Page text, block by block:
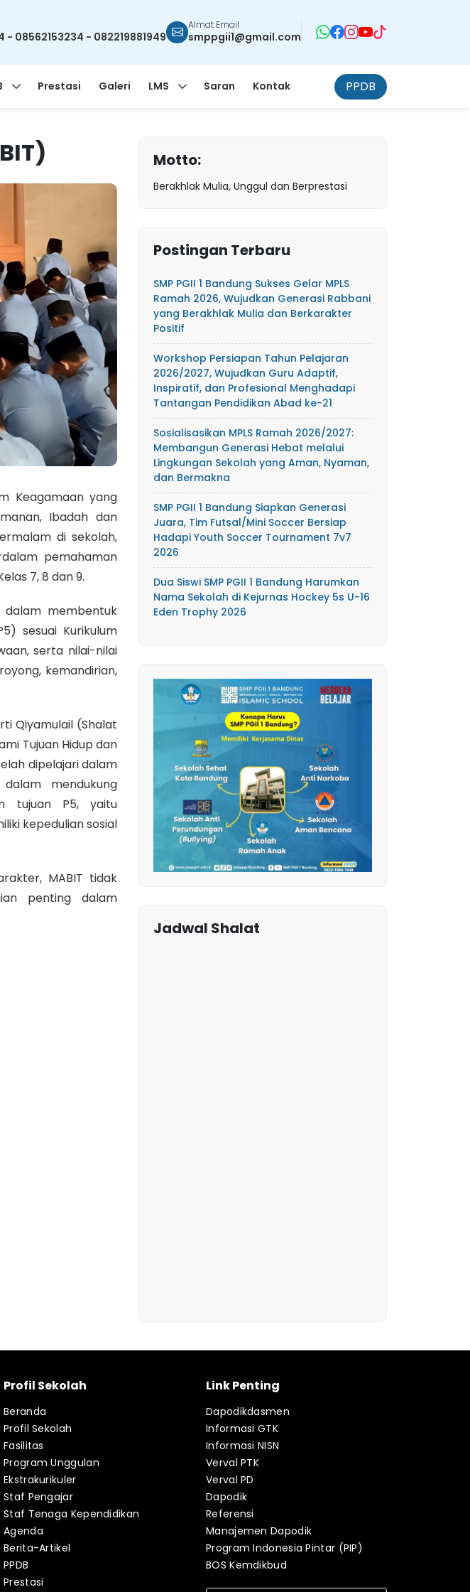
- 08562153234 - 082219881949
Almat Email
smppgii1@gmail.com
Prestasi Galeri LMS Saran Kontak PPDB
Keagamaan yang
Ibadah dan
di sekolah,
pemahaman
7, 8 dan 9.
membentuk
sesuai Kurikulum
serta nilai-nilai
kemandirian,
Qiyamulail (Shalat
Tujuan Hidup dan
dipelajari dalam
mendukung
tujuan P5, yaitu
kepedulian sosial
MABIT tidak
penting dalam
Motto:
Berakhlak Mulia, Unggul dan Berprestasi
Postingan Terbaru
SMP PGII 1 Bandung Sukses Gelar MPLS
Ramah 2026, Wujudkan Generasi Rabbani
yang Berakhlak Mulia dan Berkarakter
Positif
Workshop Persiapan Tahun Pelajaran
2026/2027, Wujudkan Guru Adaptif,
Inspiratif, dan Profesional Menghadapi
Tantangan Pendidikan Abad ke-21
Sosialisasikan MPLS Ramah 2026/2027:
Membangun Generasi Hebat melalui
Lingkungan Sekolah yang Aman, Nyaman,
dan Bermakna
SMP PGII 1 Bandung Siapkan Generasi
Juara, Tim Futsal/Mini Soccer Bersiap
Hadapi Youth Soccer Tournament 7v7
2026
Dua Siswi SMP PGII 1 Bandung Harumkan
Nama Sekolah di Kejurnas Hockey 5s U-16
Eden Trophy 2026
Jadwal Shalat
Profil Sekolah
Beranda
Profil Sekolah
Fasilitas
Program Unggulan
Ekstrakurikuler
Staf Pengajar
Staf Tenaga Kependidikan
Agenda
Berita-Artikel
PPDB
Prestasi
Link Penting
Dapodikdasmen
Informasi GTK
Informasi NISN
Verval PTK
Verval PD
Dapodik
Referensi
Manajemen Dapodik
Program Indonesia Pintar (PIP)
BOS Kemdikbud